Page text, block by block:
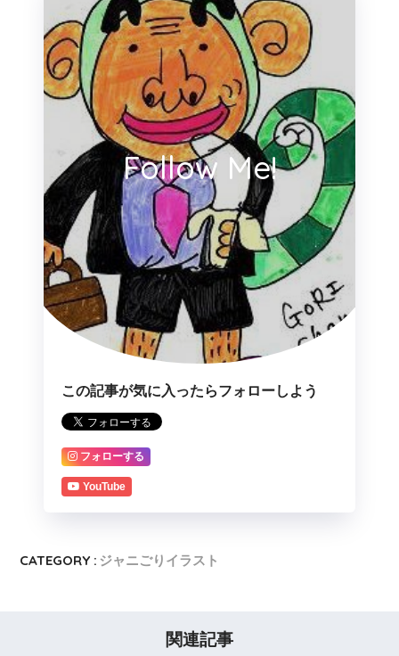
Follow Me!
この記事が気に入ったらフォローしよう
フォローする
YouTube
CATEGORY : ジャニごりイラスト
関連記事